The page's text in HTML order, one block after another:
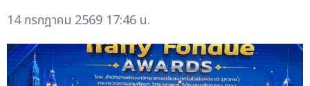
14 กรกฎาคม 2569 17:46 น.